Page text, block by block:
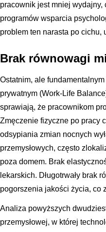
pracownik jest mniej
programów wsparcia
problem ten narasta po
Brak równowagi
Ostatnim, ale
prywatnym (Work-Life
sprawiają, że pracownikom
Zmęczenie fizyczne po pracy
odsypiania zmian nocnych
przemysłowych, często
poza domem. Brak
lekarskich. Długotrwały brak
pogorszenia jakości życia, co
Analiza powyższych
przemysłowej, w której